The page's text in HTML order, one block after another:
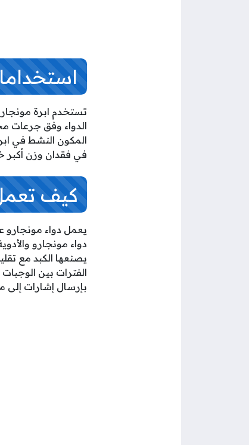
تستخدم ابرة
الدواء وفق جرعات
المكون النشط في
في فقدان وزن
كيف
دواء مونجارو
يصنعها الكبد مع
الفترات بين
بإرسال إشارات إلى